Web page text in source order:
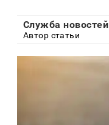
Служба новостей
Автор статьи